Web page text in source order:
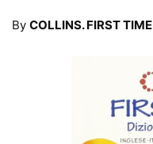
By COLLINS. FIRST TIME